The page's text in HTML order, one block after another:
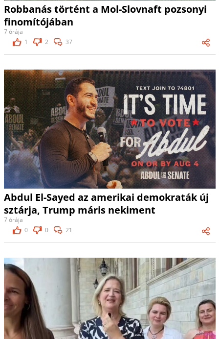
Robbanás történt a Mol-Slovnaft pozsonyi
finomítójában
7 órája
1
2 37
Abdul El-Sayed az amerikai demokraták új
sztárja, Trump máris nekiment
7 órája
0
0 21